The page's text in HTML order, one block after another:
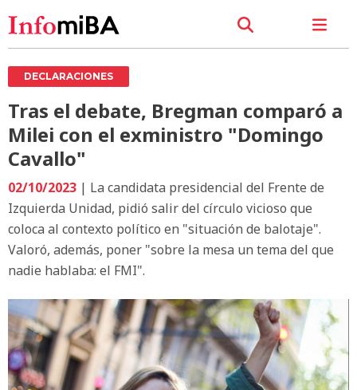
DECLARACIONES
Tras el debate, Bregman comparó a
Milei con el exministro "Domingo
Cavallo"
02/10/2023 | La candidata presidencial del Frente de
Izquierda Unidad, pidió salir del círculo vicioso que
coloca al contexto político en "situación de balotaje".
Valoró, además, poner "sobre la mesa un tema del que
nadie hablaba: el FMI".